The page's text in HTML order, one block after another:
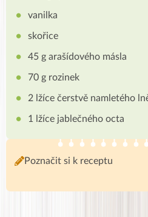
vanilka
skořice
45 g arašídového másla
70 g rozinek
2 lžíce čerstvě namletého
1 lžíce jablečného octa
Poznačit si k receptu